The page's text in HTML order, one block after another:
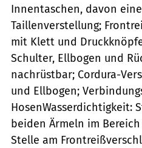
Innentaschen, davon
Taillenverstellung;
mit Klett und
Schulter, Ellbogen und
nachrüstbar; Cordura-
und Ellbogen;
HosenWasserdichtigkeit:
beiden Ärmeln im
Stelle am